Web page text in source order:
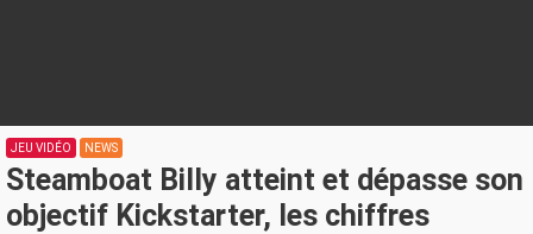
JEU VIDÉO NEWS
Steamboat Billy atteint et dépasse son
objectif Kickstarter, les chiffres